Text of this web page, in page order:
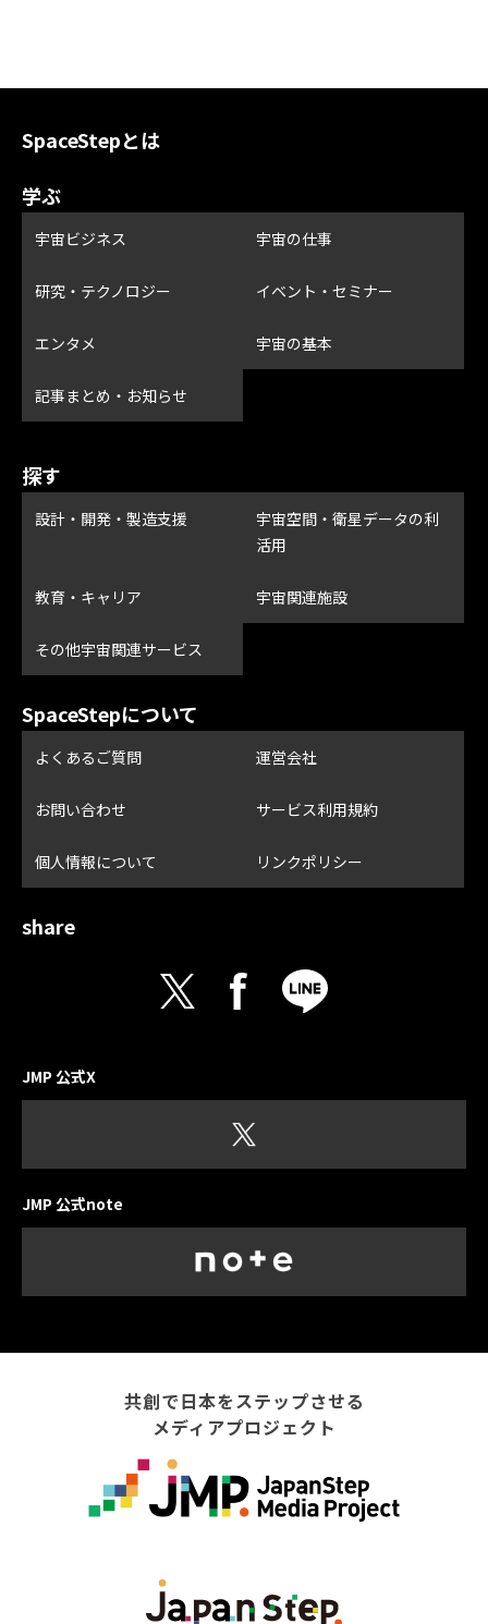
SpaceStepとは
学ぶ
宇宙ビジネス 宇宙の仕事
研究・テクノロジー イベント・セミナー
エンタメ 宇宙の基本
記事まとめ・お知らせ
探す
設計・開発・製造支援
宇宙空間・衛星データの利
活用
教育・キャリア 宇宙関連施設
その他宇宙関連サービス
SpaceStepについて
よくあるご質問 運営会社
お問い合わせ サービス利用規約
個人情報について リンクポリシー
share
JMP 公式X
JMP 公式note
共創で日本をステップさせる
メディアプロジェクト